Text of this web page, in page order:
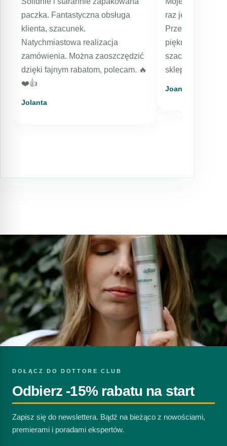
paczka. Fantastyczna obsługa
klienta, szacunek.
Natychmiastowa realizacja
zamówienia. Można zaoszczędzić
dzięki fajnym rabatom, polecam. 🔥
❤️👍️
Jolanta
raz jestem
Przesyłka
pięknie
szacunkiem dla
sklep,
Joanna
DOŁĄCZ DO DOTTORE CLUB
Odbierz -15% rabatu na start
Zapisz się do newslettera. Bądź na bieżąco z nowościami,
premierami i poradami ekspertów.